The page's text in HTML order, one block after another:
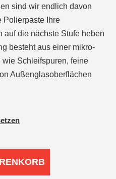
sind wir endlich davon
Polierpaste Ihre
auf die nächste Stufe heben
besteht aus einer mikro-
Schleifspuren, feine
Außenglasoberflächen